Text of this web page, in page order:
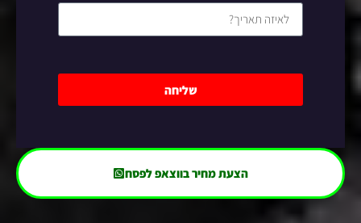
שליחה
הצעת מחיר בווצאפ לפסח